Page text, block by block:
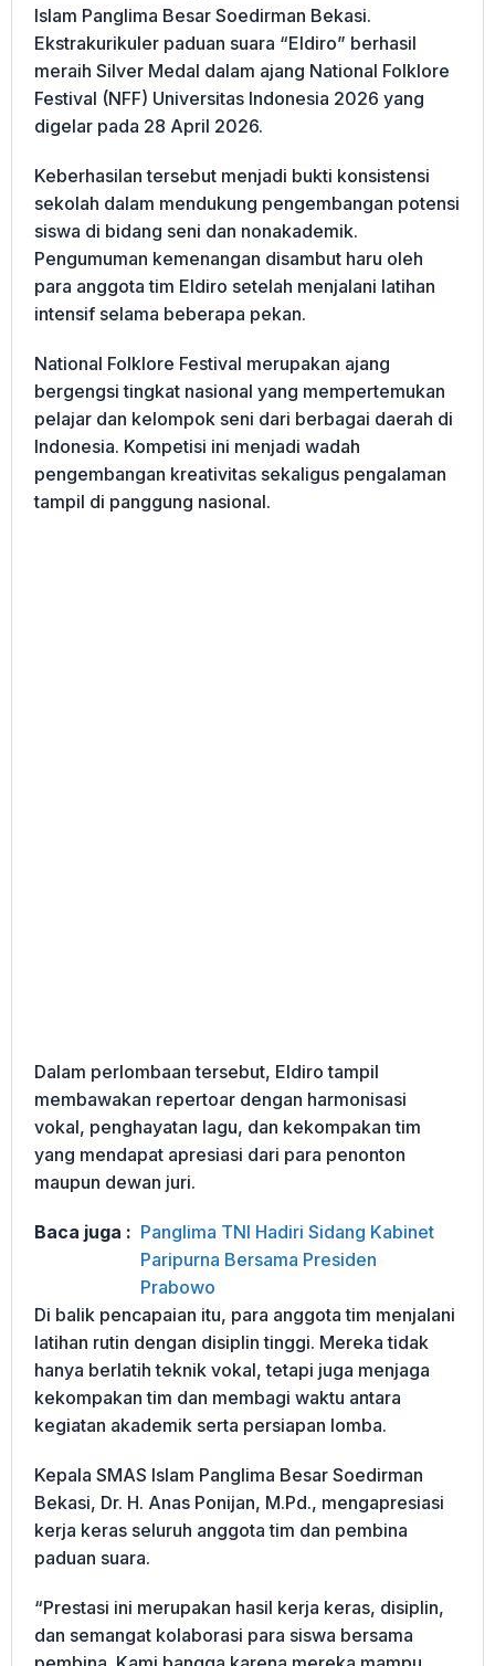
Islam Panglima Besar Soedirman Bekasi.
Ekstrakurikuler paduan suara “Eldiro” berhasil
meraih Silver Medal dalam ajang National Folklore
Festival (NFF) Universitas Indonesia 2026 yang
digelar pada 28 April 2026.
Keberhasilan tersebut menjadi bukti konsistensi
sekolah dalam mendukung pengembangan potensi
siswa di bidang seni dan nonakademik.
Pengumuman kemenangan disambut haru oleh
para anggota tim Eldiro setelah menjalani latihan
intensif selama beberapa pekan.
National Folklore Festival merupakan ajang
bergengsi tingkat nasional yang mempertemukan
pelajar dan kelompok seni dari berbagai daerah di
Indonesia. Kompetisi ini menjadi wadah
pengembangan kreativitas sekaligus pengalaman
tampil di panggung nasional.
Dalam perlombaan tersebut, Eldiro tampil
membawakan repertoar dengan harmonisasi
vokal, penghayatan lagu, dan kekompakan tim
yang mendapat apresiasi dari para penonton
maupun dewan juri.
Baca juga : Panglima TNI Hadiri Sidang Kabinet
Paripurna Bersama Presiden
Prabowo
Di balik pencapaian itu, para anggota tim menjalani
latihan rutin dengan disiplin tinggi. Mereka tidak
hanya berlatih teknik vokal, tetapi juga menjaga
kekompakan tim dan membagi waktu antara
kegiatan akademik serta persiapan lomba.
Kepala SMAS Islam Panglima Besar Soedirman
Bekasi, Dr. H. Anas Ponijan, M.Pd., mengapresiasi
kerja keras seluruh anggota tim dan pembina
paduan suara.
“Prestasi ini merupakan hasil kerja keras, disiplin,
dan semangat kolaborasi para siswa bersama